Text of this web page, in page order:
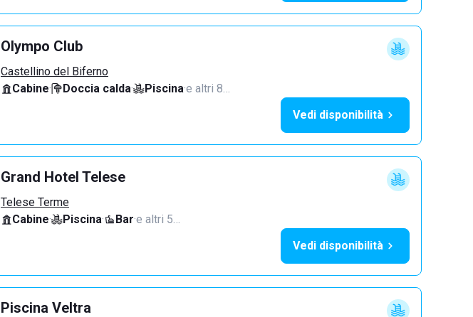
Olympo Club
Castellino del Biferno
Cabine· Doccia calda· Piscina·e altri 8…
Vedi disponibilità
Grand Hotel Telese
Telese Terme
Cabine· Piscina· Bar·e altri 5…
Vedi disponibilità
Piscina Veltra